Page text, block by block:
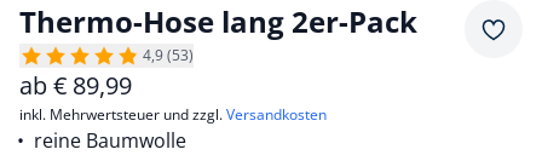
Thermo-Hose lang 2er-Pack
4,9 (53)
ab€ 89,99
inkl. Mehrwertsteuer und zzgl.Versandkosten
reine Baumwolle